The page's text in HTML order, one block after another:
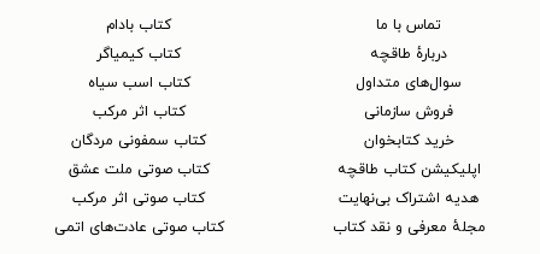
تماس با ما
دربارهٔ طاقچه
سوال‌های متداول
فروش سازمانی
خرید کتابخوان
اپلیکیشن کتاب طاقچه
هدیه اشتراک بی‌نهایت
مجلهٔ معرفی و نقد کتاب
کتاب بادام
کتاب کیمیاگر
کتاب اسب سیاه
کتاب اثر مرکب
کتاب سمفونی مردگان
کتاب صوتی ملت عشق
کتاب صوتی اثر مرکب
کتاب صوتی عادت‌های اتمی